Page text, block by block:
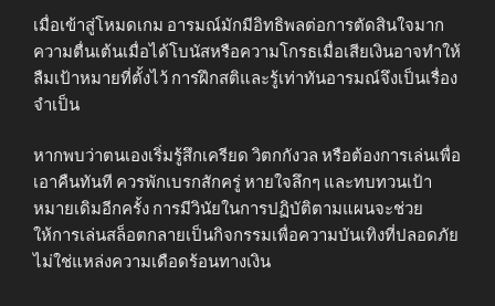
เมื่อเข้าสู่โหมดเกม อารมณ์มักมีอิทธิพลต่อการตัดสินใจมาก
ความตื่นเต้นเมื่อได้โบนัสหรือความโกรธเมื่อเสียเงินอาจทำให้
ลืมเป้าหมายที่ตั้งไว้ การฝึกสติและรู้เท่าทันอารมณ์จึงเป็นเรื่อง
จำเป็น
หากพบว่าตนเองเริ่มรู้สึกเครียด วิตกกังวล หรือต้องการเล่นเพื่อ
เอาคืนทันที ควรพักเบรกสักครู่ หายใจลึกๆ และทบทวนเป้า
หมายเดิมอีกครั้ง การมีวินัยในการปฏิบัติตามแผนจะช่วย
ให้การเล่นสล็อตกลายเป็นกิจกรรมเพื่อความบันเทิงที่ปลอดภัย
ไม่ใช่แหล่งความเดือดร้อนทางเงิน